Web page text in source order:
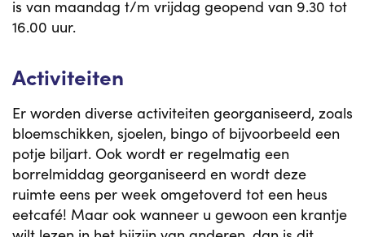
is van maandag t/m vrijdag geopend van 9.30 tot
16.00 uur.
Activiteiten
Er worden diverse activiteiten georganiseerd, zoals
bloemschikken, sjoelen, bingo of bijvoorbeeld een
potje biljart. Ook wordt er regelmatig een
borrelmiddag georganiseerd en wordt deze
ruimte eens per week omgetoverd tot een heus
eetcafé! Maar ook wanneer u gewoon een krantje